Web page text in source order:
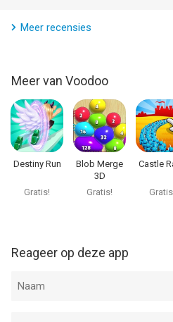
Meer recensies
Meer van Voodoo
Destiny Run
Gratis!
Blob Merge
3D
Gratis!
Castle
Reageer op deze app